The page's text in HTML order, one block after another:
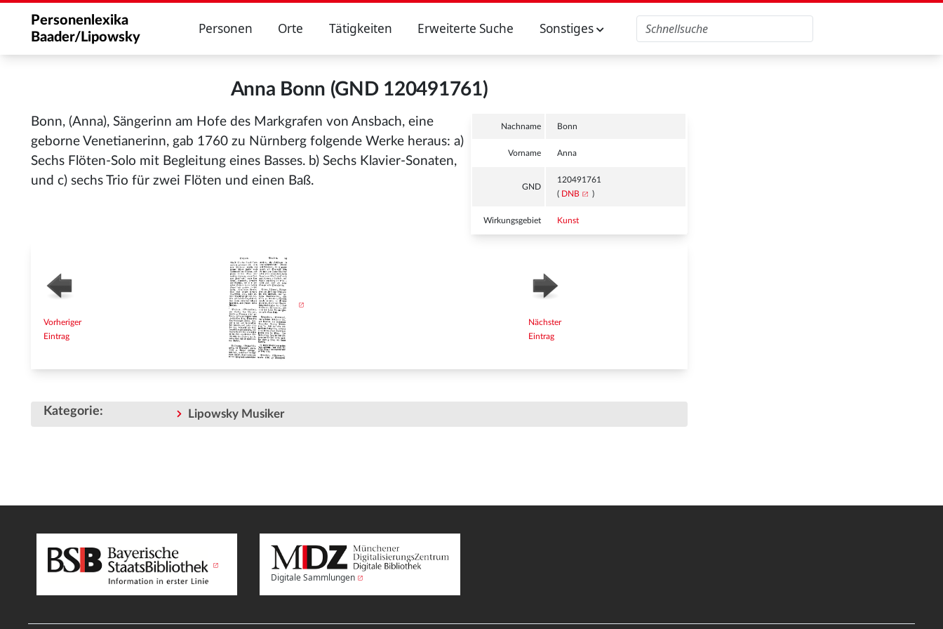
Personenlexika
Baader/Lipowsky
Personen Orte Tätigkeiten Erweiterte Suche Sonstiges
Anna Bonn (GND 120491761)
Nachname Bonn
Vorname Anna
GND
120491761
( DNB )
Wirkungsgebiet Kunst
Bonn, (Anna), Sängerinn am Hofe des Markgrafen von Ansbach, eine
geborne Venetianerinn, gab 1760 zu Nürnberg folgende Werke heraus: a)
Sechs Flöten-Solo mit Begleitung eines Basses. b) Sechs Klavier-Sonaten,
und c) sechs Trio für zwei Flöten und einen Baß.
Vorheriger
Eintrag
Nächster
Eintrag
Kategorie: Lipowsky Musiker
Digitale Sammlungen